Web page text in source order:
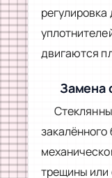
двигаются
Замена
закалённого
трещины или